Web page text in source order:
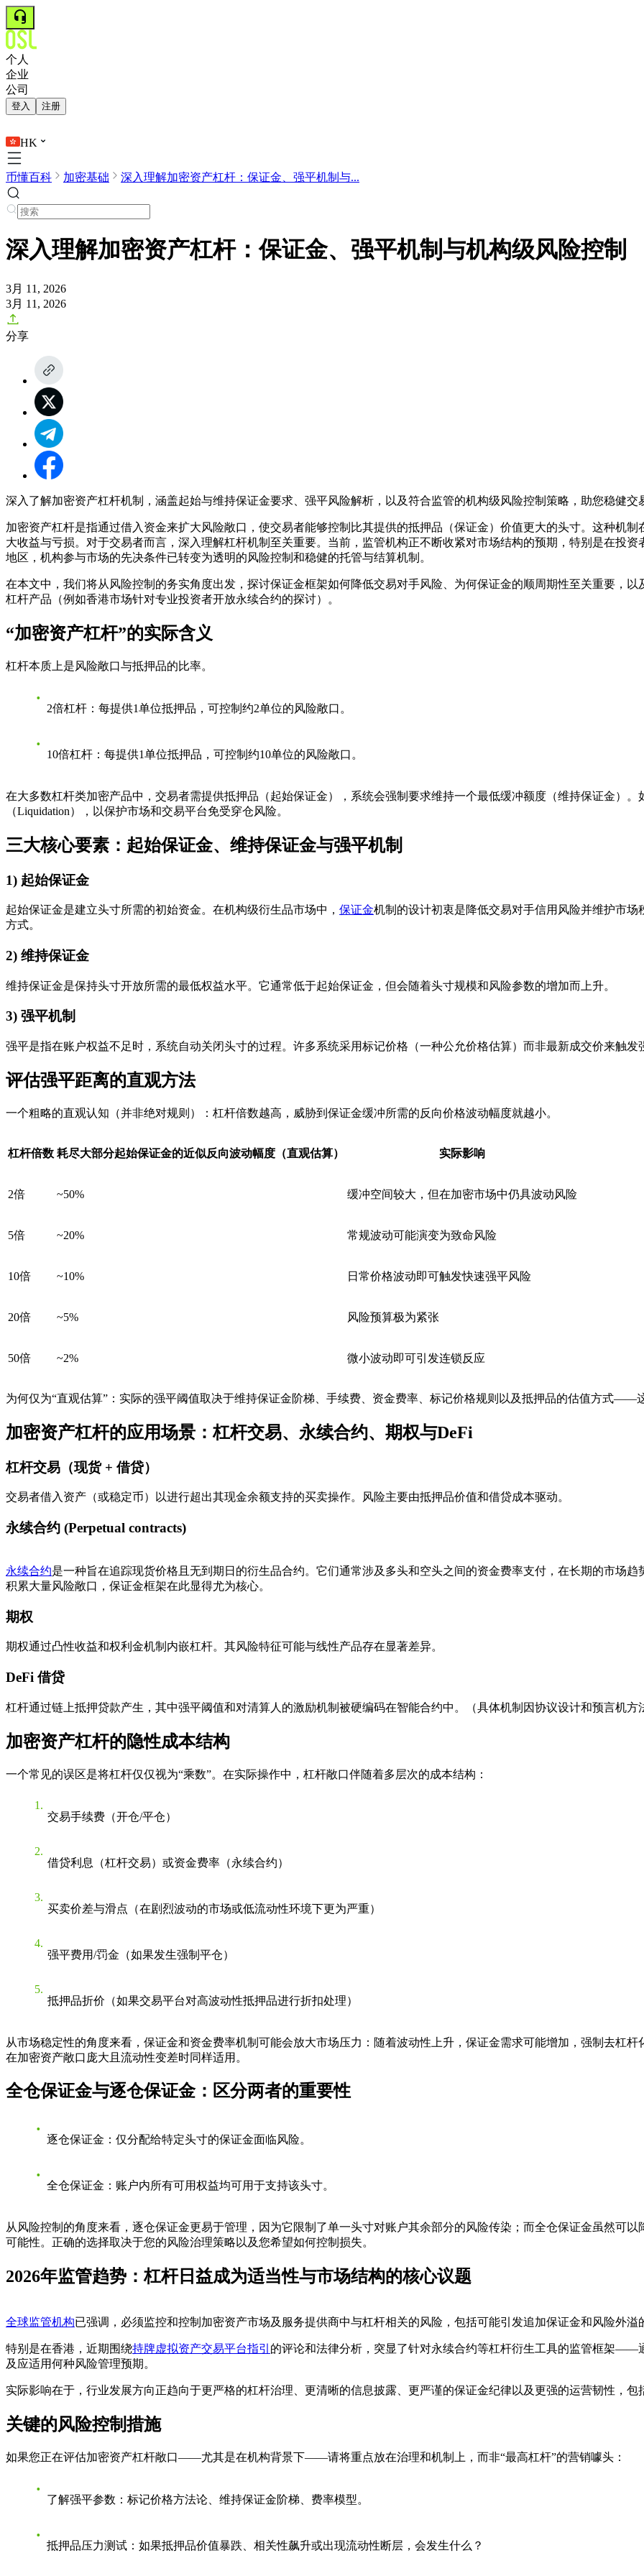
个人
企业
公司
登入 注册
HK
币懂百科 加密基础 深入理解加密资产杠杆：保证金、强平机制与...
深入理解加密资产杠杆：保证金、强平机制与机构级风险控制
3月 11, 2026
3月 11, 2026
分享
深入了解加密资产杠杆机制，涵盖起始与维持保证金要求、强平风险解析，以及符合监管的机构级风险控制策略，助您稳健交
加密资产杠杆是指通过借入资金来扩大风险敞口，使交易者能够控制比其提供的抵押品（保证金）价值更大的头寸。这种机
大收益与亏损。对于交易者而言，深入理解杠杆机制至关重要。当前，监管机构正不断收紧对市场结构的预期，特别是在投
地区，机构参与市场的先决条件已转变为透明的风险控制和稳健的托管与结算机制。
在本文中，我们将从风险控制的务实角度出发，探讨保证金框架如何降低交易对手风险、为何保证金的顺周期性至关重要，
杠杆产品（例如香港市场针对专业投资者开放永续合约的探讨）。
“加密资产杠杆”的实际含义
杠杆本质上是风险敞口与抵押品的比率。
2倍杠杆：每提供1单位抵押品，可控制约2单位的风险敞口。
10倍杠杆：每提供1单位抵押品，可控制约10单位的风险敞口。
在大多数杠杆类加密产品中，交易者需提供抵押品（起始保证金），系统会强制要求维持一个最低缓冲额度（维持保证金）
（Liquidation），以保护市场和交易平台免受穿仓风险。
三大核心要素：起始保证金、维持保证金与强平机制
1) 起始保证金
起始保证金是建立头寸所需的初始资金。在机构级衍生品市场中， 保证金机制的设计初衷是降低交易对手信用风险并维护市
方式。
2) 维持保证金
维持保证金是保持头寸开放所需的最低权益水平。它通常低于起始保证金，但会随着头寸规模和风险参数的增加而上升。
3) 强平机制
强平是指在账户权益不足时，系统自动关闭头寸的过程。许多系统采用标记价格（一种公允价格估算）而非最新成交价来触发
评估强平距离的直观方法
一个粗略的直观认知（并非绝对规则）：杠杆倍数越高，威胁到保证金缓冲所需的反向价格波动幅度就越小。
杠杆倍数 耗尽大部分起始保证金的近似反向波动幅度（直观估算） 实际影响
2倍 ~50% 缓冲空间较大，但在加密市场中仍具波动风险
5倍 ~20% 常规波动可能演变为致命风险
10倍 ~10% 日常价格波动即可触发快速强平风险
20倍 ~5% 风险预算极为紧张
50倍 ~2% 微小波动即可引发连锁反应
为何仅为“直观估算”：实际的强平阈值取决于维持保证金阶梯、手续费、资金费率、标记价格规则以及抵押品的估值方式——
加密资产杠杆的应用场景：杠杆交易、永续合约、期权与DeFi
杠杆交易（现货 + 借贷）
交易者借入资产（或稳定币）以进行超出其现金余额支持的买卖操作。风险主要由抵押品价值和借贷成本驱动。
永续合约 (Perpetual contracts)
永续合约是一种旨在追踪现货价格且无到期日的衍生品合约。它们通常涉及多头和空头之间的资金费率支付，在长期的市场
积累大量风险敞口，保证金框架在此显得尤为核心。
期权
期权通过凸性收益和权利金机制内嵌杠杆。其风险特征可能与线性产品存在显著差异。
DeFi 借贷
杠杆通过链上抵押贷款产生，其中强平阈值和对清算人的激励机制被硬编码在智能合约中。（具体机制因协议设计和预言机方
加密资产杠杆的隐性成本结构
一个常见的误区是将杠杆仅仅视为“乘数”。在实际操作中，杠杆敞口伴随着多层次的成本结构：
交易手续费（开仓/平仓）
借贷利息（杠杆交易）或资金费率（永续合约）
买卖价差与滑点（在剧烈波动的市场或低流动性环境下更为严重）
强平费用/罚金（如果发生强制平仓）
抵押品折价（如果交易平台对高波动性抵押品进行折扣处理）
从市场稳定性的角度来看，保证金和资金费率机制可能会放大市场压力：随着波动性上升，保证金需求可能增加，强制去杠杆
在加密资产敞口庞大且流动性变差时同样适用。
全仓保证金与逐仓保证金：区分两者的重要性
逐仓保证金：仅分配给特定头寸的保证金面临风险。
全仓保证金：账户内所有可用权益均可用于支持该头寸。
从风险控制的角度来看，逐仓保证金更易于管理，因为它限制了单一头寸对账户其余部分的风险传染；而全仓保证金虽然可
可能性。正确的选择取决于您的风险治理策略以及您希望如何控制损失。
2026年监管趋势：杠杆日益成为适当性与市场结构的核心议题
全球监管机构已强调，必须监控和控制加密资产市场及服务提供商中与杠杆相关的风险，包括可能引发追加保证金和风险外溢
特别是在香港，近期围绕持牌虚拟资产交易平台指引 的评论和法律分析，突显了针对永续合约等杠杆衍生工具的监管框架——
及应适用何种风险管理预期。
实际影响在于，行业发展方向正趋向于更严格的杠杆治理、更清晰的信息披露、更严谨的保证金纪律以及更强的运营韧性，包
关键的风险控制措施
如果您正在评估加密资产杠杆敞口——尤其是在机构背景下——请将重点放在治理和机制上，而非“最高杠杆”的营销噱头：
了解强平参数：标记价格方法论、维持保证金阶梯、费率模型。
抵押品压力测试：如果抵押品价值暴跌、相关性飙升或出现流动性断层，会发生什么？